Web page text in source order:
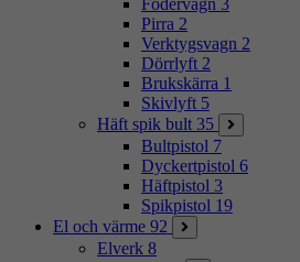
Fodervagn 3
Pirra 2
Verktygsvagn 2
Dörrlyft 2
Brukskärra 1
Skivlyft 5
Häft spik bult 35
Bultpistol 7
Dyckertpistol 6
Häftpistol 3
Spikpistol 19
El och värme 92
Elverk 8